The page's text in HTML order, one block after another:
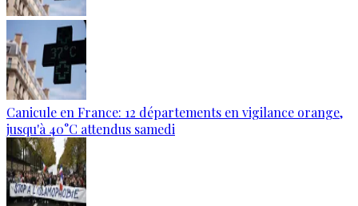
Canicule en France: 12 départements en vigilance orange,
jusqu'à 40°C attendus samedi